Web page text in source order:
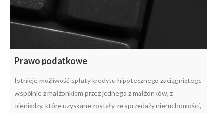
Prawo podatkowe
Istnieje możliwość spłaty kredytu hipotecznego zaciągniętego
wspólnie z małżonkiem przez jednego z małżonków, z
pieniędzy, które uzyskane zostały ze sprzedaży nieruchomości,